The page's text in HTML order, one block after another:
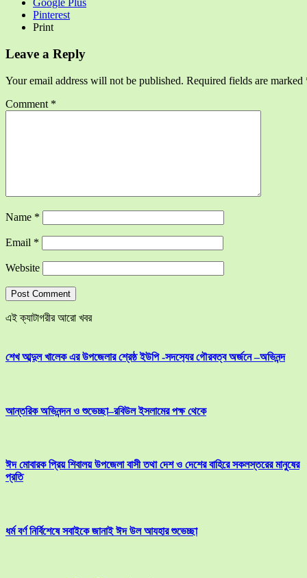
Google Plus
Pinterest
Print
Leave a Reply
Your email address will not be published. Required fields are marked
Comment *
Name *
Email *
Website
এই ক্যাটাগরীর আরো খবর
শেখ আব্দুল খালেক এর উপজেলার শ্রেষ্ঠ ইউপি -সদস‍্যের গৌরবত্ব অর্জনে –অভিনন্দ
আন্তরিক অভিনন্দন ও শুভেচ্ছা–রবিউল ইসলামের পক্ষ থেকে
ঈদ মোবারক প্রিয় শিবালয় উপজেলা বাসী তথা দেশ ও দেশের বাহিরে সকলস্তরের মানুষের
প্রতি
ধর্ম বর্ণ নির্বিশেষে সবাইকে জানাই ঈদ উল আযহার শুভেচ্ছা